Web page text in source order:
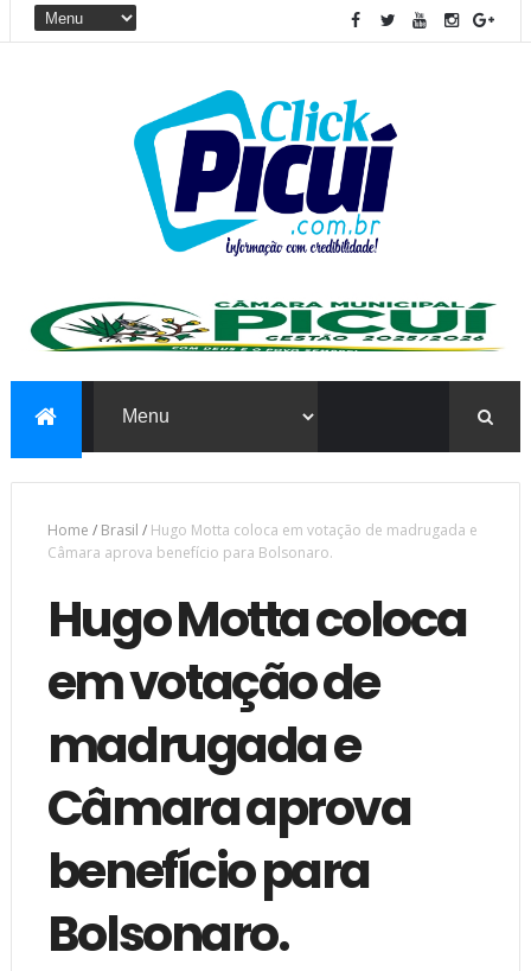
Home / Brasil / Hugo Motta coloca em votação de madrugada e
Câmara aprova benefício para Bolsonaro.
Hugo Motta coloca
em votação de
madrugada e
Câmara aprova
benefício para
Bolsonaro.